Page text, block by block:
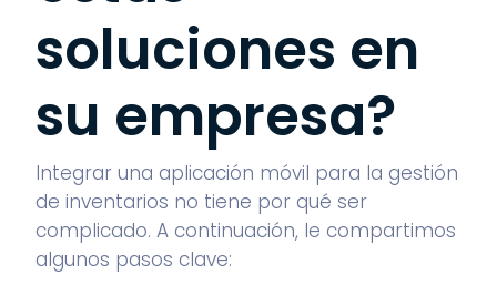
soluciones en
su empresa?
Integrar una aplicación móvil para la gestión
de inventarios no tiene por qué ser
complicado. A continuación, le compartimos
algunos pasos clave: